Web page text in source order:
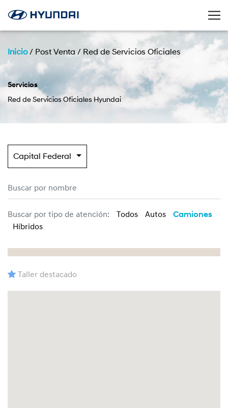
Inicio/ Post Venta / Red de Servicios Oficiales
Servicios
Red de Servicios Oficiales Hyundai
Capital Federal
Buscar por tipo de atención: Todos Autos
Camiones
Híbridos
Taller destacado